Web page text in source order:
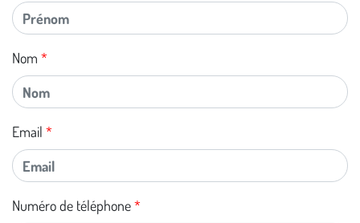
Nom
Email
Numéro de téléphone